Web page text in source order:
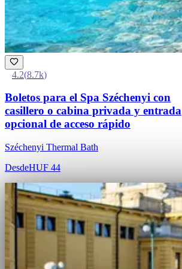
4.2(8.7k)
Boletos para el Spa Széchenyi con
casillero o cabina privada y entrada
opcional de acceso rápido
Széchenyi Thermal Bath
DesdeHUF 44